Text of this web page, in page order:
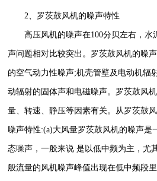
2、罗茨鼓风机的噪声特性
高压风机的噪声在100分贝左右，水
声问题相对比较突出。罗茨鼓风机的噪
的空气动力性噪声;机壳管壁及电动机辐
动辐射的固体声和电磁噪声。罗茨鼓风
量、转速、静压等因素有关。从罗茨鼓
噪声特性:(a)大风量罗茨鼓风机的噪声是
态噪声，一般来说 是以低中频为主，尤
般流量的风机噪声峰值出现在低中频段